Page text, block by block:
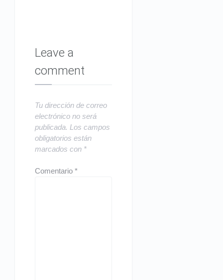
Leave a
comment
Tu dirección de correo
electrónico no será
publicada. Los campos
obligatorios están
marcados con *
Comentario*